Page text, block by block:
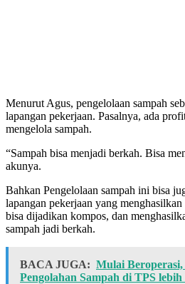
Menurut Agus, pengelolaan sampah
lapangan pekerjaan. Pasalnya, ada
mengelola sampah.
“Sampah bisa menjadi berkah. Bisa
akunya.
Bahkan Pengelolaan sampah ini bisa
lapangan pekerjaan yang
bisa dijadikan kompos, dan
sampah jadi berkah.
BACA JUGA: Mulai
Pengolahan Sampah di TPS